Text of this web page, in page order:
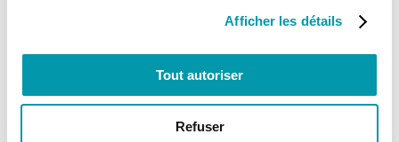
Afficher les détails
Tout autoriser
Refuser
ISO&ENERGIES vous propose un service sur mesure d’installation
garantir une solution clé en main, allant du diagnostic initial à la
maintenance de l’équipement installé.